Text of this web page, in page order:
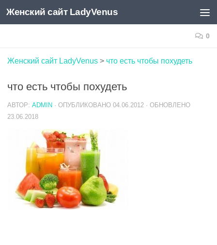
Skip to content
Женский сайт LadyVenus
0
Женский сайт LadyVenus > что есть чтобы похудеть
что есть чтобы похудеть
АВТОР: ADMIN · ОПУБЛИКОВАНО 04.06.2012 · ОБНОВЛЕНО
23.06.2018